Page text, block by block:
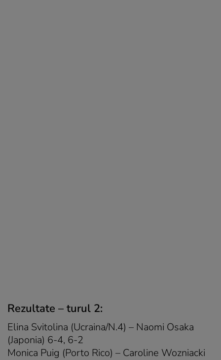
Rezultate – turul 2:
Elina Svitolina (Ucraina/N.4) – Naomi Osaka
(Japonia) 6-4, 6-2
Monica Puig (Porto Rico) – Caroline Wozniacki